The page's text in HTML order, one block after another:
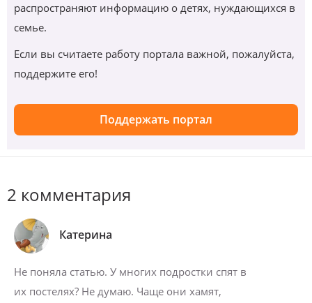
распространяют информацию о детях, нуждающихся в
семье.
Если вы считаете работу портала важной, пожалуйста,
поддержите его!
Поддержать портал
2 комментария
Катерина
Не поняла статью. У многих подростки спят в
их постелях? Не думаю. Чаще они хамят,